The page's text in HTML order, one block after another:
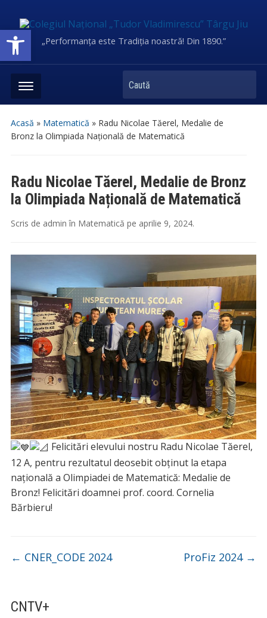
Deschide bara de unelte„Performanța este Tradiția noastră! Din 1890.”
Caută
Acasă » Matematică » Radu Nicolae Tăerel, Medalie de
Bronz la Olimpiada Națională de Matematică
CNTV+
Radu Nicolae Tăerel, Medalie de Bronz
la Olimpiada Națională de Matematică
Scris de admin în Matematică pe aprilie 9, 2024.
Felicitări elevului nostru Radu Nicolae Tăerel,
12 A, pentru rezultatul deosebit obținut la etapa
națională a Olimpiadei de Matematică: Medalie de
Bronz! Felicitări doamnei prof. coord. Cornelia
Bărbieru!
← CNER_CODE 2024 ProFiz 2024 →